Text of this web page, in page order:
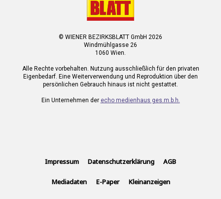
© WIENER BEZIRKSBLATT GmbH 2026
Windmühlgasse 26
1060 Wien.
Alle Rechte vorbehalten. Nutzung ausschließlich für den privaten
Eigenbedarf. Eine Weiterverwendung und Reproduktion über den
persönlichen Gebrauch hinaus ist nicht gestattet.
Ein Unternehmen der echo medienhaus ges.m.b.h.
Impressum Datenschutzerklärung AGB
Mediadaten E-Paper Kleinanzeigen